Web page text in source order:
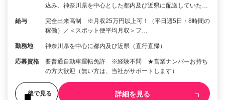
込み、神奈川県を中心とした都内及び近県に配送していた…
給与
完全出来高制 ※月収25万円以上可！（平日週5日・8時間の
稼働）／＜スポット便平均月収＞フ…
勤務地 神奈川県を中心に都内及び近県（直行直帰）
応募資格
要普通自動車運転免許 ※経験不問 ★営業ナンバーお持ち
の方大歓迎（無い方は、当社がサポートします）
後で見る 詳細を見る